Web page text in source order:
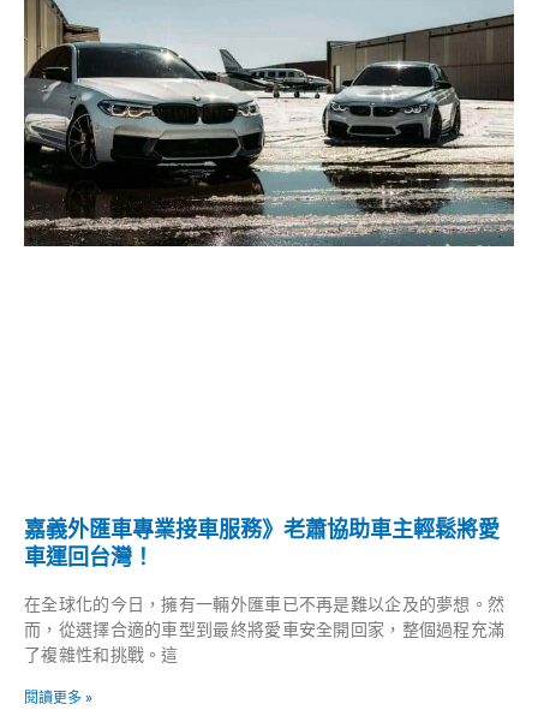
嘉義外匯車專業接車服務》老蕭協助車主輕鬆將愛
車運回台灣！
在全球化的今日，擁有一輛外匯車已不再是難以企及的夢想。然
而，從選擇合適的車型到最終將愛車安全開回家，整個過程充滿
了複雜性和挑戰。這
閱讀更多 »